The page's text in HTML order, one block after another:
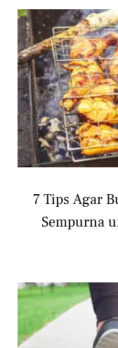
7 Tips Agar
Sempurna